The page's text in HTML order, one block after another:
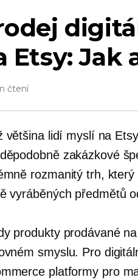
Etsy: Jak
čtení
většina lidí myslí na
zakázkové
rozmanitý trh,
vyráběných předmětů
produkty prodávané
smyslu. Pro
platformy pro